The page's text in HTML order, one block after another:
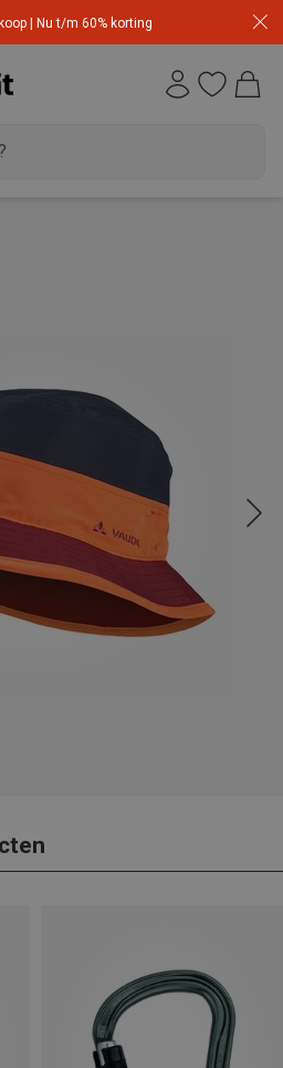
| Nu t/m 60% korting